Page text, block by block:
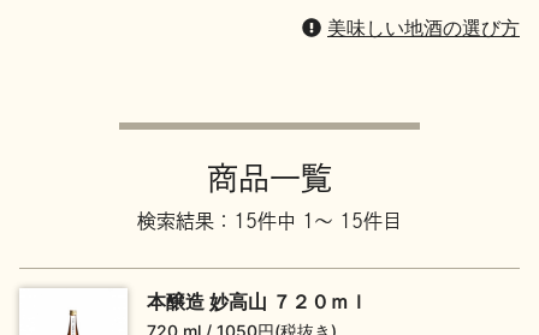
地酒小説
美味しい地酒の選び方
商品一覧
検索結果：15件中 1～ 15件目
本醸造 妙高山 ７２０ｍｌ